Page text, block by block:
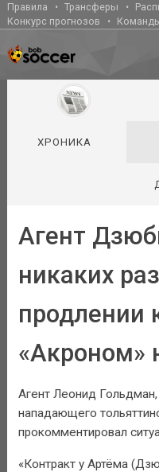
Правила Трансферы
Конкурс прогнозов
ХРОНИКА
Агент
никаких
продлении
«Акроном»
Агент Леонид
нападающего
прокомментировал
«Контракт у Артёма